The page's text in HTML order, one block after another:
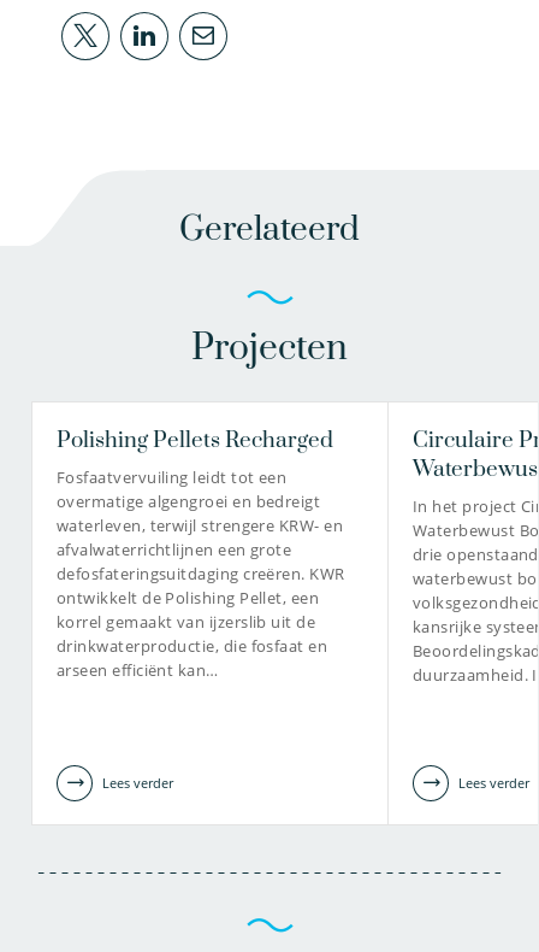
Gerelateerd
Projecten
Polishing Pellets Recharged
Fosfaatvervuiling leidt tot een
overmatige algengroei en bedreigt
waterleven, terwijl strengere KRW- en
afvalwaterrichtlijnen een grote
defosfateringsuitdaging creëren. KWR
ontwikkelt de Polishing Pellet, een
korrel gemaakt van ijzerslib uit de
drinkwaterproductie, die fosfaat en
arseen efficiënt kan…
Lees verder
Circulaire
In het project
Waterbewust
drie
waterbewust
kansrijke
duurzaamheid.
Lees verder